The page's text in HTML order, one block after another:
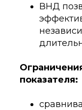
ВНД
показателя: